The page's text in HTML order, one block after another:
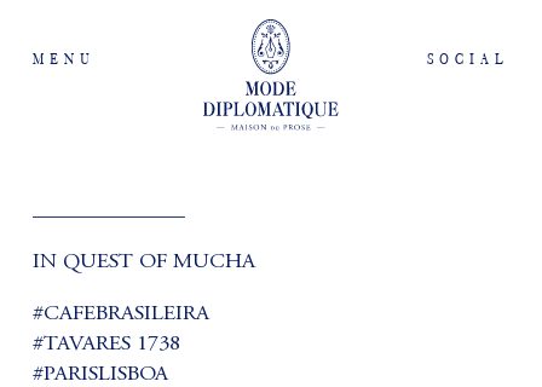
MENU SOCIAL
IN QUEST OF MUCHA
#CAFEBRASILEIRA
#TAVARES 1738
#PARISLISBOA